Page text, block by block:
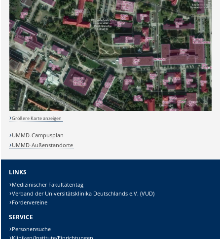
Sicherheitsabfrage:
Größere Karte anzeigen
UMMD-Campusplan
UMMD-Außenstandorte
LINKS
Medizinischer Fakultätentag
Verband der Universitätsklinika Deutschlands e.V. (VUD)
Fördervereine
SERVICE
Personensuche